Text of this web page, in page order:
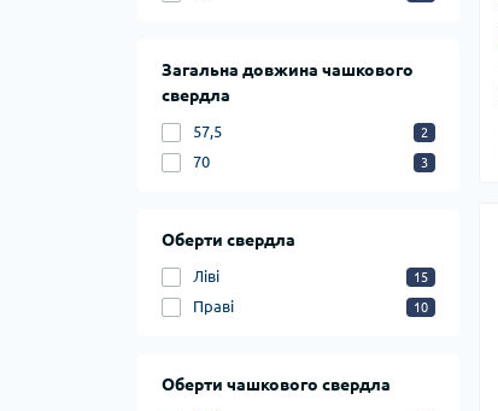
Загальна довжина чашкового
свердла
57,5 2
70 3
Оберти свердла
Ліві 15
Праві 10
Оберти чашкового свердла